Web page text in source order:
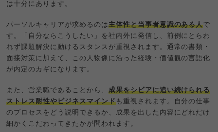
は十分にあります。
パーソルキャリアが求めるのは主体性と当事者意識のある人で
す。「自分ならこうしたい」を社内外に発信し、前例にとらわ
れず課題解決に動けるスタンスが重視されます。通常の書類・
面接対策に加えて、この人物像に沿った経験・価値観の言語化
が内定のカギになります。
また、営業職であることから、 成果をシビアに追い続けられる
ストレス耐性やビジネスマインドも重視されます。自分の仕事
のプロセスをどう説明できるか、成果を出した内容にどれだけ
細かくこだわってきたかが問われます。